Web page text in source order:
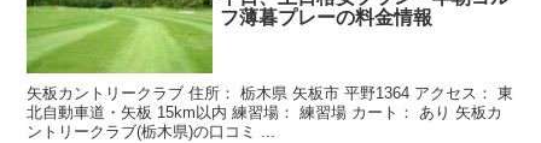
フ薄暮プレーの料金情報
矢板カントリークラブ 住所： 栃木県 矢板市 平野1364 アクセス： 東
北自動車道・矢板 15km以内 練習場： 練習場 カート： あり 矢板カ
ントリークラブ(栃木県)の口コミ ...